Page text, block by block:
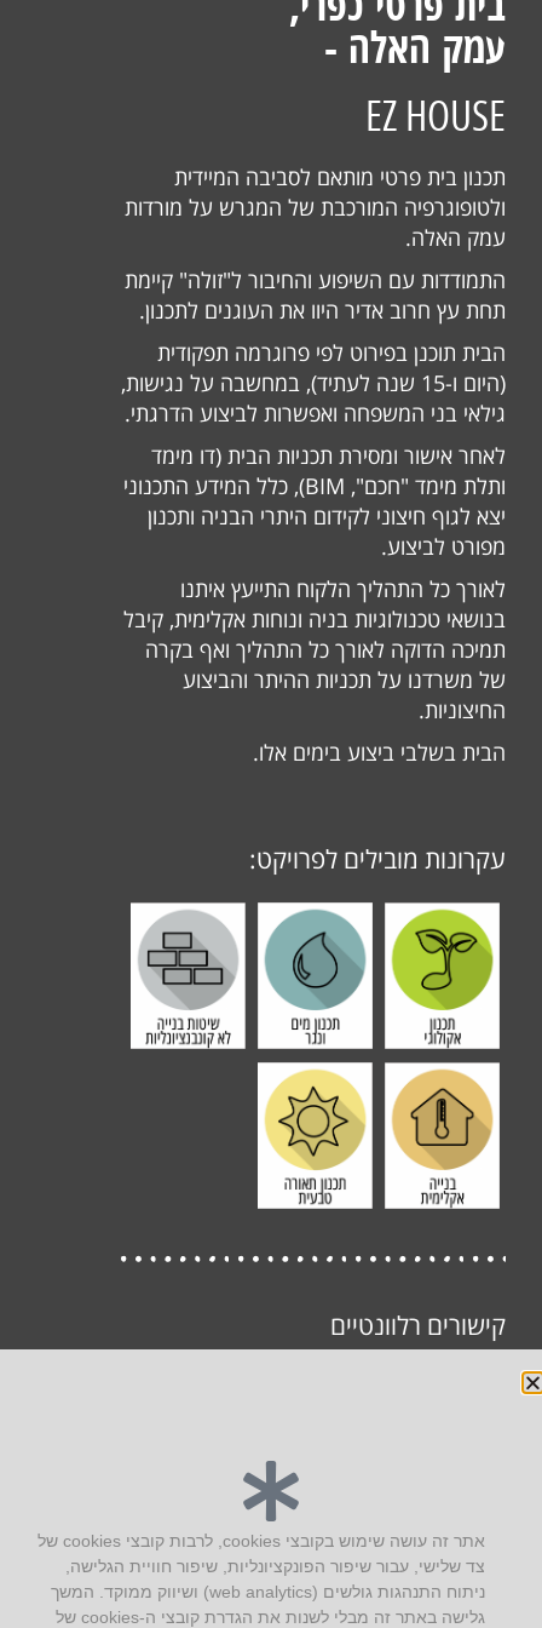
עמק האלה -
EZ HOUSE
תכנון בית פרטי מותאם לסביבה המיידית
ולטופוגרפיה המורכבת של המגרש על מורדות
עמק האלה.
התמודדות עם השיפוע והחיבור ל"זולה" קיימת
תחת עץ חרוב אדיר היוו את העוגנים לתכנון.
הבית תוכנן בפירוט לפי פרוגרמה תפקודית
(היום ו-15 שנה לעתיד), במחשבה על נגישות,
גילאי בני המשפחה ואפשרות לביצוע הדרגתי.
לאחר אישור ומסירת תכניות הבית (דו מימד
ותלת מימד "חכם", BIM), כלל המידע התכנוני
יצא לגוף חיצוני לקידום היתרי הבניה ותכנון
מפורט לביצוע.
לאורך כל התהליך הלקוח התייעץ איתנו
בנושאי טכנולוגיות בניה ונוחות אקלימית, קיבל
תמיכה הדוקה לאורך כל התהליך ואף בקרה
של משרדנו על תכניות ההיתר והביצוע
החיצוניות.
הבית בשלבי ביצוע בימים אלו.
עקרונות מובילים לפרויקט:
קישורים רלוונטיים
אתר זה עושה שימוש בקובצי cookies, לרבות קובצי cookies של
צד שלישי, עבור שיפור הפונקציונליות, שיפור חוויית הגלישה,
ניתוח התנהגות גולשים (web analytics) ושיווק ממוקד. המשך
גלישה באתר זה מבלי לשנות את הגדרת קובצי ה-cookies של